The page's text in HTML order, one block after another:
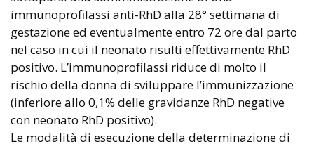
immunoprofilassi anti-RhD alla 28° settimana di
gestazione ed eventualmente entro 72 ore dal parto
nel caso in cui il neonato risulti effettivamente RhD
positivo. L’immunoprofilassi riduce di molto il
rischio della donna di sviluppare l’immunizzazione
(inferiore allo 0,1% delle gravidanze RhD negative
con neonato RhD positivo).
Le modalità di esecuzione della determinazione di